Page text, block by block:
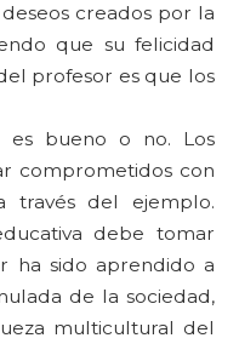
creados por la
que su felicidad
profesor es que los
es bueno o no. Los
comprometidos con
través del ejemplo.
debe tomar
ha sido aprendido a
de la sociedad,
multicultural del